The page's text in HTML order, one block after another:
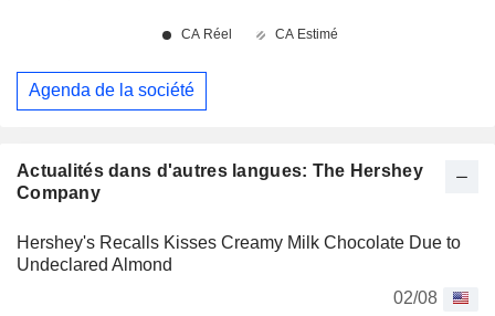
Actualités dans d'autres langues: The Hershey
Company
Hershey's Recalls Kisses Creamy Milk Chocolate Due to
Undeclared Almond
02/08
Agenda de la société